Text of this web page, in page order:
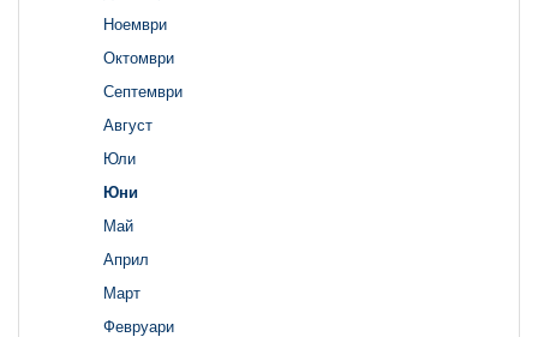
Ноември
Октомври
Септември
Август
Юли
Юни
Май
Април
Март
Февруари